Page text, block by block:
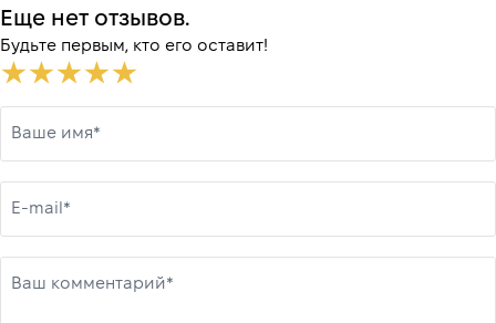
Еще нет отзывов.
Будьте первым, кто его оставит!
Ваше имя*
E-mail*
Ваш комментарий*